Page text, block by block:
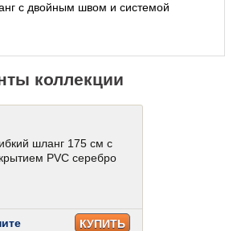
с двойным швом и системой
коллекции
шланг 175 см с
PVC серебро
КУПИТЬ